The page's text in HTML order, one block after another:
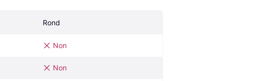
Rond
Non
Non